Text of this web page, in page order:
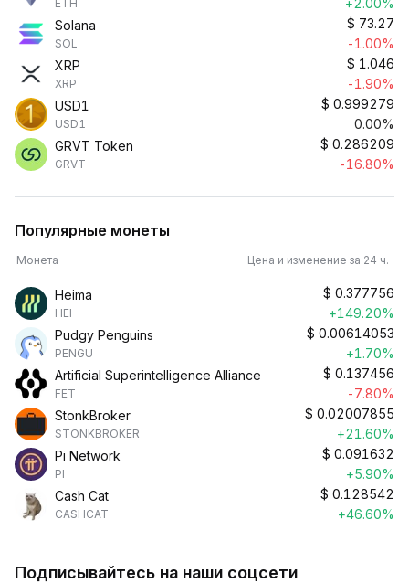
ETH
+2.00%
Solana
SOL
$ 73.27
-1.00%
XRP
XRP
$ 1.046
-1.90%
USD1
USD1
$ 0.999279
0.00%
GRVT Token
GRVT
$ 0.286209
-16.80%
Популярные монеты
Монета Цена и изменение за 24 ч.
Heima
HEI
$ 0.377756
+149.20%
Pudgy Penguins
PENGU
$ 0.00614053
+1.70%
Artificial Superintelligence Alliance
FET
$ 0.137456
-7.80%
StonkBroker
STONKBROKER
$ 0.02007855
+21.60%
Pi Network
PI
$ 0.091632
+5.90%
Cash Cat
CASHCAT
$ 0.128542
+46.60%
Подписывайтесь на наши соцсети